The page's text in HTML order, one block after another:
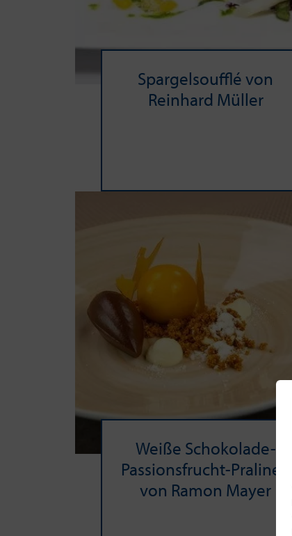
Spargelsoufflé von
Rein­hard Mül­ler
Weiße Schokolade-​
Passionsfrucht-Pralinen
von Ramon Mayer